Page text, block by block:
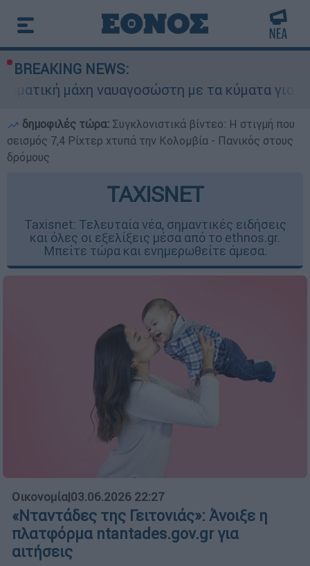
BREAKING NEWS:
ναυαγοσώστη με τα κύματα για να σώσει
δημοφιλές τώρα: Συγκλονιστικά βίντεο: Η στιγμή που
σεισμός 7,4 Ρίχτερ χτυπά την Κολομβία - Πανικός στους
δρόμους
TAXISNET
Taxisnet: Τελευταία νέα, σημαντικές ειδήσεις
και όλες οι εξελίξεις μέσα από το ethnos.gr.
Μπείτε τώρα και ενημερωθείτε άμεσα.
Οικονομία|03.06.2026 22:27
«Νταντάδες της Γειτονιάς»: Άνοιξε η
πλατφόρμα ntantades.gov.gr για
αιτήσεις